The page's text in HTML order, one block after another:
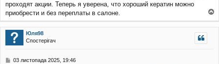
проходят акции. Теперь я уверена, что хороший кератин можно
приобрести и без переплаты в салоне.
о
г
Юля98
Спостерігач
П03 листопада 2025, 19:46